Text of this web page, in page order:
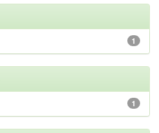
1
1